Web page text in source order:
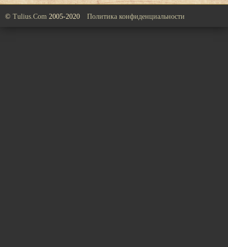
© Tulius.Com 2005-2020 Политика конфиденциальности